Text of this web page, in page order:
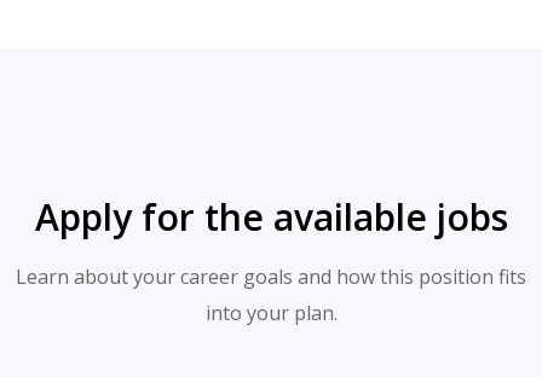
Apply for the available jobs
Learn about your career goals and how this position fits
into your plan.